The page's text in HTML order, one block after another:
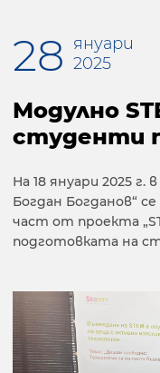
28 януари
2025
Модулно
студенти
На 18 януари 2025 г.
Богдан Богданов“
част от проекта
подготовката на